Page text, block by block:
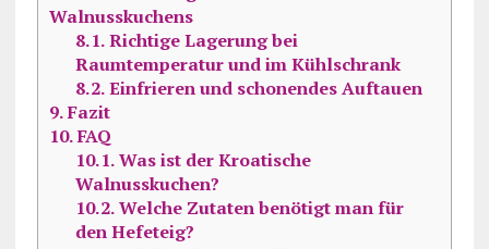
Walnusskuchens
8.1.Richtige Lagerung bei
Raumtemperatur und im Kühlschrank
8.2.Einfrieren und schonendes Auftauen
9.Fazit
10.FAQ
10.1.Was ist der Kroatische
Walnusskuchen?
10.2.Welche Zutaten benötigt man für
den Hefeteig?